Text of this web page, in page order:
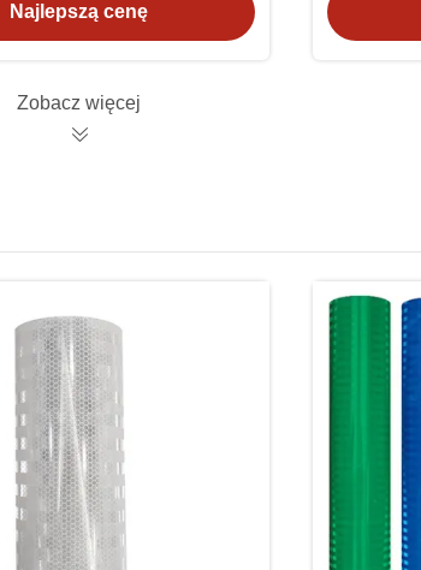
drogowego
Najlepszą cenę
Zobacz więcej